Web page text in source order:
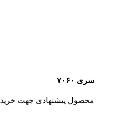
سری ۷۰۶۰
محصول پیشنهادی جهت خرید